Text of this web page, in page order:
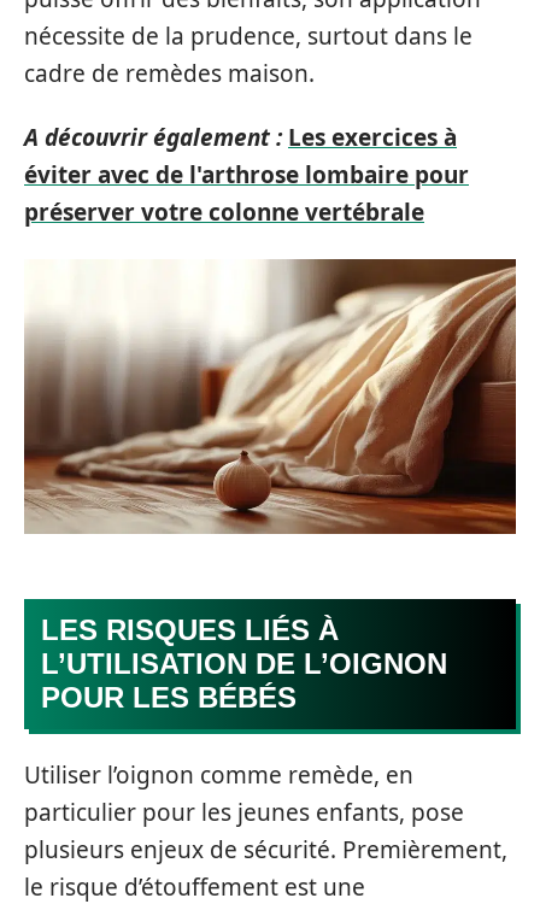
nécessite de la prudence, surtout dans le
cadre de remèdes maison.
A découvrir également : Les exercices à
éviter avec de l'arthrose lombaire pour
préserver votre colonne vertébrale
LES RISQUES LIÉS À
L’UTILISATION DE L’OIGNON
POUR LES BÉBÉS
Utiliser l’oignon comme remède, en
particulier pour les jeunes enfants, pose
plusieurs enjeux de sécurité. Premièrement,
le risque d’étouffement est une